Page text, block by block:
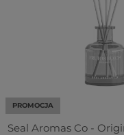
PROMOCJA
Seal Aromas Co -